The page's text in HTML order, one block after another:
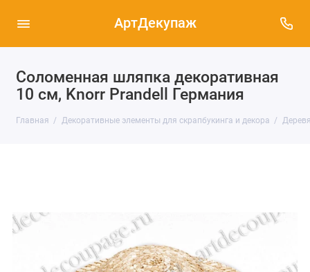
АртДекупаж
Соломенная шляпка декоративная
10 см, Knorr Prandell Германия
Главная Декоративные элементы для скрапбукинга и декора